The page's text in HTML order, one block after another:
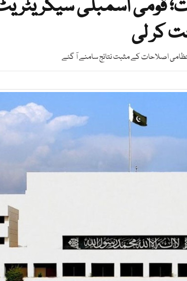
کر لی
اصلاحات کے مثبت نتائج سامنے آ گئے